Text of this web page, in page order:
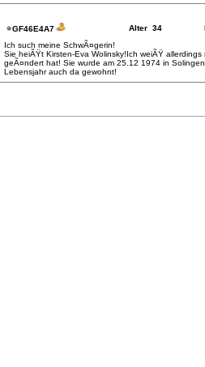
GF46E4A7 Alter 34
Ich such meine SchwÃ¤gerin!
Sie heiÃŸt Kirsten-Eva Wolinsky!Ich weiÃŸ
geÃ¤ndert hat! Sie wurde am 25.12 1974 in
Lebensjahr auch da gewohnt!